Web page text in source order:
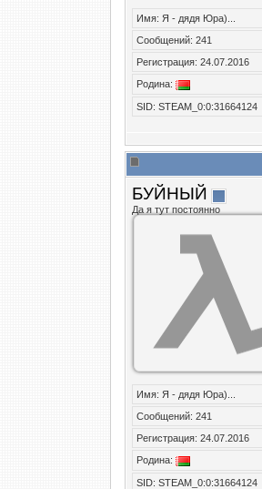
Имя: Я - дядя Юра)...
Сообщений: 241
Регистрация: 24.07.2016
Родина:
SID: STEAM_0:0:31664124
БУЙНЫЙ
Да я тут постоянно
Имя: Я - дядя Юра)...
Сообщений: 241
Регистрация: 24.07.2016
Родина:
SID: STEAM_0:0:31664124